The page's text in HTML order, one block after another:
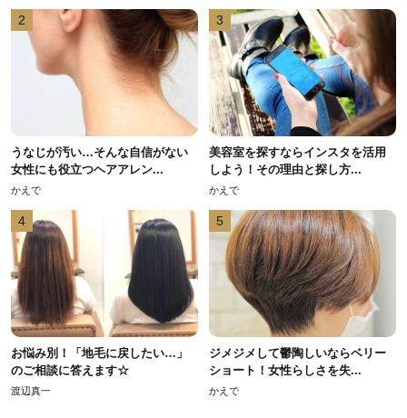
2
うなじが汚い…そんな自信がない
女性にも役立つヘアアレン...
かえで
3
美容室を探すならインスタを活用
しよう！その理由と探し方...
かえで
4
お悩み別！「地毛に戻したい…」
のご相談に答えます☆
渡辺真一
5
ジメジメして鬱陶しいならベリー
ショート！女性らしさを失...
かえで